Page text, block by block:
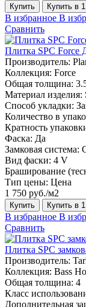
Купить Купить в
В избранное В
Сравнить
Плитка SPC Force
Производитель:
Коллекция: Force
Общая толщина:
Материал изделия:
Способ укладки:
Количество в
Кратность
Фаска: Да
Замковая система:
Вид фаски: 4 V
Браширование
Тип цены: Цена
1 750 руб./м2
Купить Купить в
В избранное В
Сравнить
Плитка SPC
Производитель:
Коллекция: Bass
Общая толщина: 4
Класс
Дополнительная